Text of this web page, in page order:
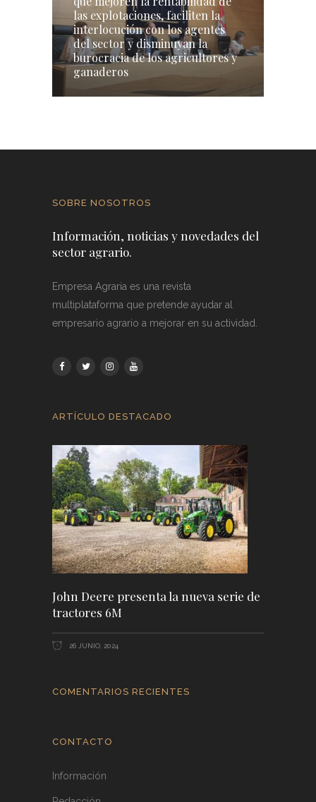
las explotaciones, faciliten la
interlocución con los agentes
del sector y disminuyan la
burocracia de los agricultores y
ganaderos
SOBRE NOSOTROS
Información, noticias y novedades del
sector agrario.
Empresa Agraria es una revista
multiplataforma que pretende ayudar al
empresario agrario a mejorar en su actividad.
ARTÍCULO DESTACADO
John Deere presenta la nueva serie de
tractores 6M
26 JUNIO, 2024
COMENTARIOS RECIENTES
CONTACTO
Información